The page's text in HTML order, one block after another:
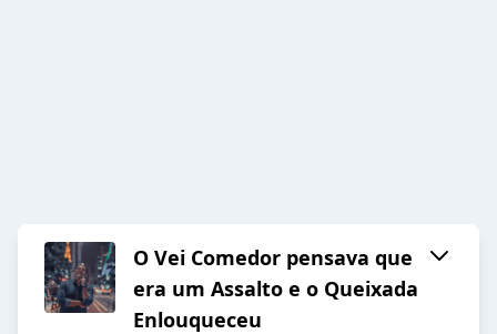
O Vei Comedor pensava que
era um Assalto e o Queixada
Enlouqueceu